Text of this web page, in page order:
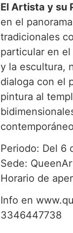
El Artista y su
en el
tradicionales
particular en
y la escultura,
dialoga con el
pintura al
Periodo: Del 6
Sede:
Horario de
Info en
3346447738